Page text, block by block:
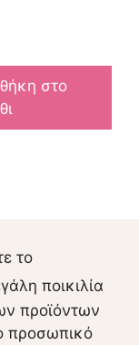
στο
το
ποικιλία
προϊόντων
προσωπικό